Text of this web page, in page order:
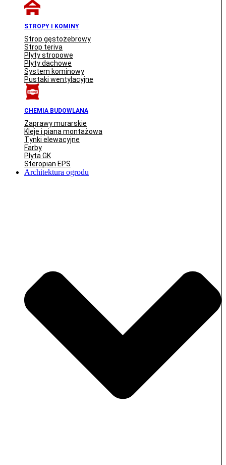
STROPY I KOMINY
Strop gęstożebrowy
Strop teriva
Płyty stropowe
Płyty dachowe
System kominowy
Pustaki wentylacyjne
CHEMIA BUDOWLANA
Zaprawy murarskie
Kleje i piana montażowa
Tynki elewacyjne
Farby
Płyta GK
Steropian EPS
Architektura ogrodu